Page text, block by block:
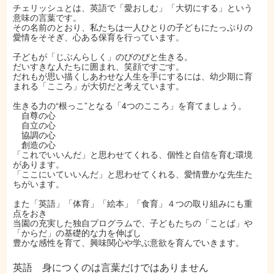
チェリッシュとは、英語で「愛おしむ」「大切にする」という
意味の言葉です。
その名前のとおり、私たちは一人ひとりの子どもにたっぷりの
愛情をそそぎ、心ある保育を行っています。
子どもが「じぶんらしく」のびのびと生きる。
だいすきな人たちに囲まれ、笑顔ですごす。
だれもが思い描くしあわせな人生を手にするには、幼少期に育
まれる「こころ」が大切だと考えています。
生きる力の“根っこ”となる「4つのこころ」を育てましょう。
自尊の心
自立の心
協調の心
創造の心
「これでいいんだ」と思わせてくれる、個性と自信を育む環境
があります。
「ここにいていいんだ」と思わせてくれる、愛情豊かな先生た
ちがいます。
また「英語」「体育」「絵本」「食育」４つの取り組みにも重
点をおき
当園の充実した独自プログラムで、子どもたちの「ことば」や
「からだ」の基礎的な力を伸ばし
豊かな感性を育て、興味関心や学ぶ意欲を育んでいきます。
英語 身につくのは言葉だけではありません